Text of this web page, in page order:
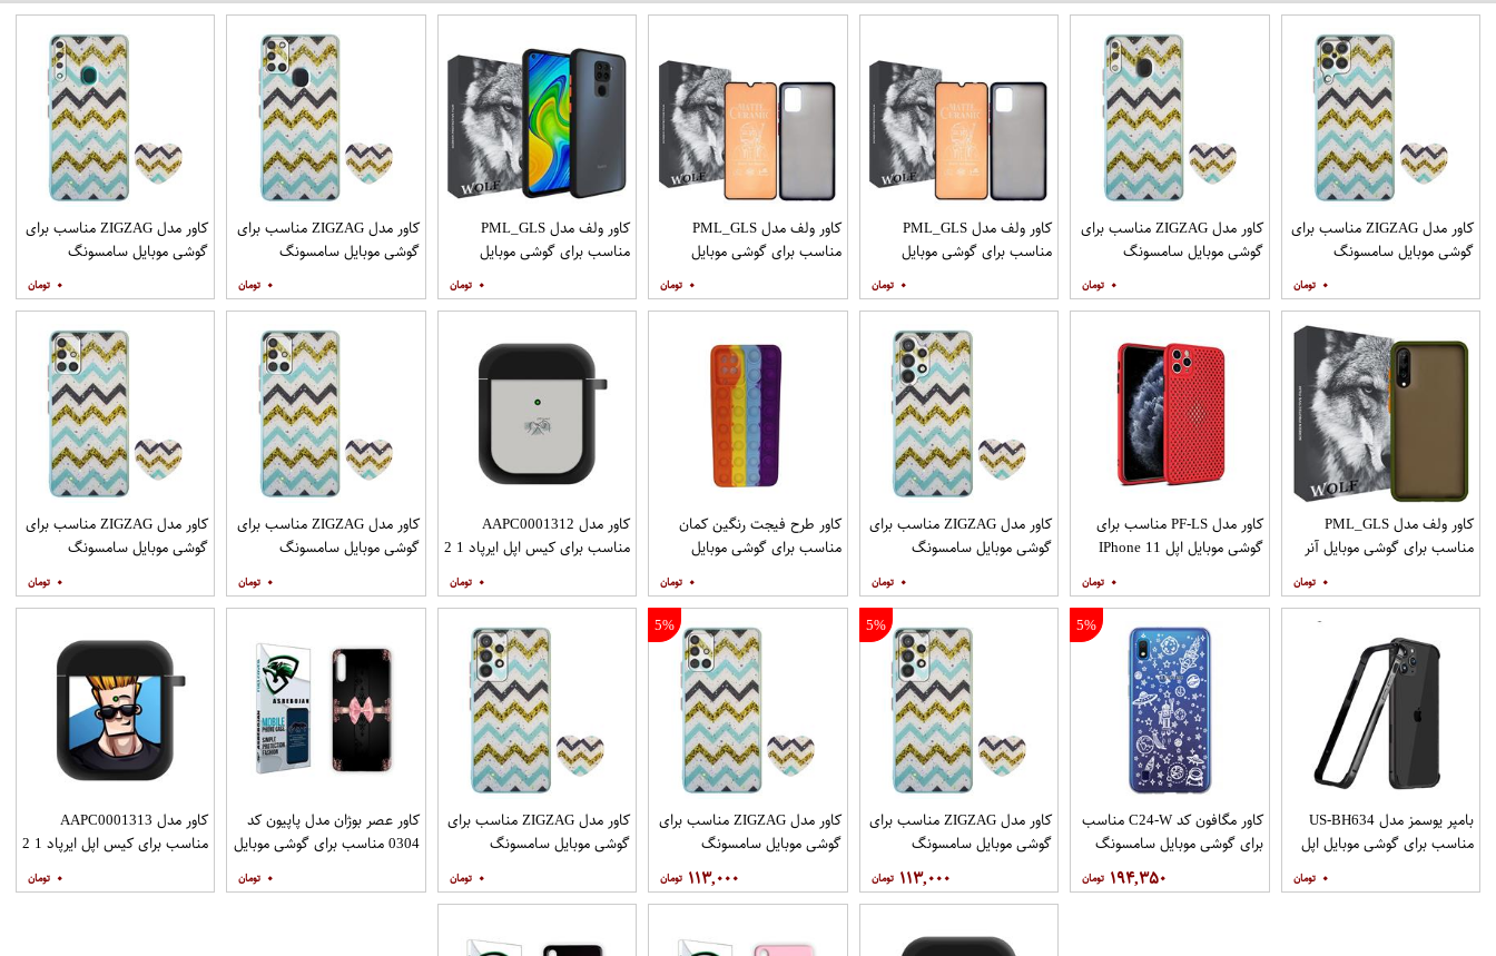
کاور مدل ZIGZAG مناسب برای
گوشی موبایل سامسونگ
نگهدارنده
۰
کاور مدل ZIGZAG مناسب برای
گوشی موبایل سامسونگ
همراه پایه نگهدارنده
۰
کاور ولف مدل PML_GLS
مناسب برای گوشی موبایل
همراه محافظ صفحه نمایش
۰
کاور ولف مدل PML_GLS
مناسب برای گوشی موبایل
همراه محافظ صفحه نمایش
۰
کاور ولف مدل PML_GLS
مناسب برای گوشی موبایل
۰
کاور مدل ZIGZAG مناسب برای
گوشی موبایل سامسونگ
نگهدارنده
۰
کاور مدل ZIGZAG مناسب برای
گوشی موبایل سامسونگ
نگهدارنده
۰
کاور ولف مدل PML_GLS
مناسب برای گوشی موبایل آنر
۰
کاور مدل PF-LS مناسب برای
گوشی موبایل اپل IPhone 11
۰
کاور مدل ZIGZAG مناسب برای
گوشی موبایل سامسونگ
نگهدارنده
۰
کاور طرح فیجت رنگین کمان
مناسب برای گوشی موبایل
۰
کاور مدل AAPC0001312
مناسب برای کیس اپل ایرپاد 1 2
۰
کاور مدل ZIGZAG مناسب برای
گوشی موبایل سامسونگ
نگهدارنده
۰
کاور مدل ZIGZAG مناسب برای
گوشی موبایل سامسونگ
نگهدارنده
۰
بامپر یوسمز مدل US-BH634
مناسب برای گوشی موبایل اپل
۰
5%
کاور مگافون کد C24-W مناسب
برای گوشی موبایل سامسونگ
۱۹۴,۳۵۰
5%
کاور مدل ZIGZAG مناسب برای
گوشی موبایل سامسونگ
Galaxy A72 به همراه پایه
نگهدارنده
۱۱۳,۰۰۰
5%
کاور مدل ZIGZAG مناسب برای
گوشی موبایل سامسونگ
Galaxy A71 به همراه پایه
نگهدارنده
۱۱۳,۰۰۰
کاور مدل ZIGZAG مناسب برای
گوشی موبایل سامسونگ
پایه نگهدارنده
۰
کاور عصر بوژان مدل پاپیون کد
0304 مناسب برای گوشی موبایل
۰
کاور مدل AAPC0001313
مناسب برای کیس اپل ایرپاد 1 2
۰